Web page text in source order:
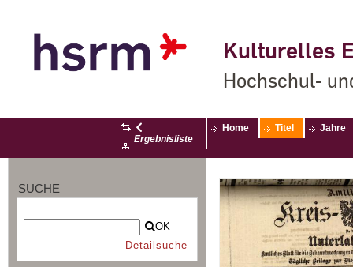
Kulturelles
Hochschul-
Ergebnisliste
Home Titel Jahre
SUCHE
OK
Detailsuche